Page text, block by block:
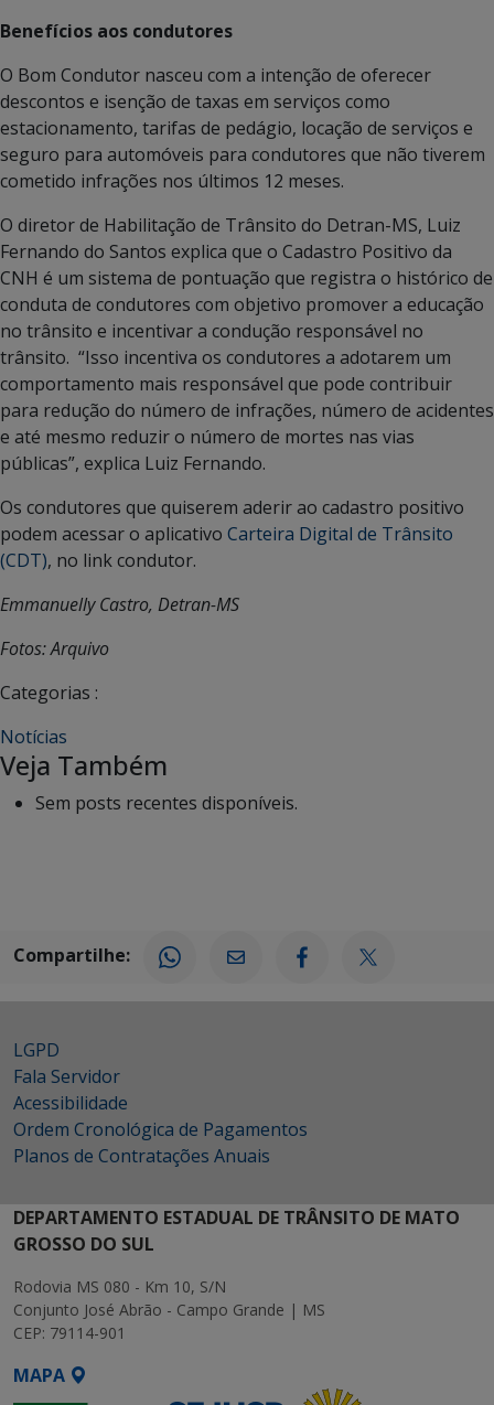
Benefícios aos condutores
O Bom Condutor nasceu com a intenção de oferecer
descontos e isenção de taxas em serviços como
estacionamento, tarifas de pedágio, locação de serviços e
seguro para automóveis para condutores que não tiverem
cometido infrações nos últimos 12 meses.
O diretor de Habilitação de Trânsito do Detran-MS, Luiz
Fernando do Santos explica que o Cadastro Positivo da
CNH é um sistema de pontuação que registra o histórico de
conduta de condutores com objetivo promover a educação
no trânsito e incentivar a condução responsável no
trânsito. “Isso incentiva os condutores a adotarem um
comportamento mais responsável que pode contribuir
para redução do número de infrações, número de acidentes
e até mesmo reduzir o número de mortes nas vias
públicas”, explica Luiz Fernando.
Os condutores que quiserem aderir ao cadastro positivo
podem acessar o aplicativo Carteira Digital de Trânsito
(CDT), no link condutor.
Emmanuelly Castro, Detran-MS
Fotos: Arquivo
Categorias :
Notícias
Veja Também
Sem posts recentes disponíveis.
Compartilhe:
LGPD
Fala Servidor
Acessibilidade
Ordem Cronológica de Pagamentos
Planos de Contratações Anuais
DEPARTAMENTO ESTADUAL DE TRÂNSITO DE MATO
GROSSO DO SUL
Rodovia MS 080 - Km 10, S/N
Conjunto José Abrão - Campo Grande | MS
CEP: 79114-901
MAPA